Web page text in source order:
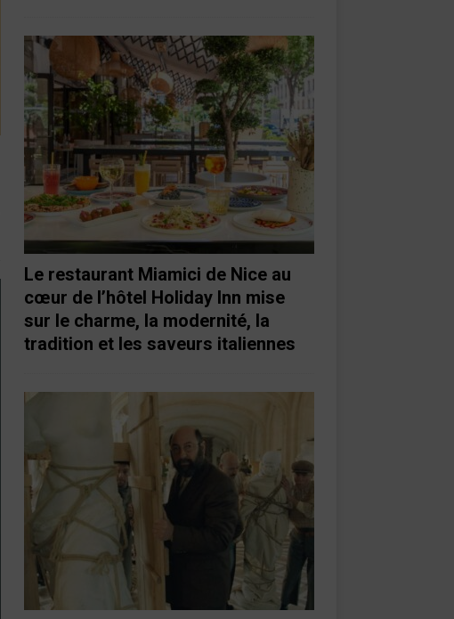
Le restaurant Miamici de Nice au
cœur de l’hôtel Holiday Inn mise
sur le charme, la modernité, la
tradition et les saveurs italiennes